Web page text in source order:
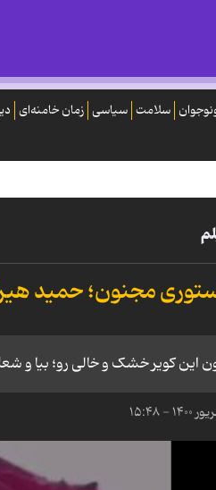
سلامت سیاسی زمان خامنه‌ای
مجنون؛ حمید
این کویر خشک و خالی رو؛ بیا و